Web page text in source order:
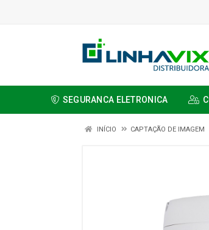
SEGURANCA ELETRONICA
INÍCIO CAPTAÇÃO DE IMAGEM